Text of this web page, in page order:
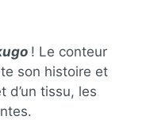
! Le conteur
son histoire et
d’un tissu, les